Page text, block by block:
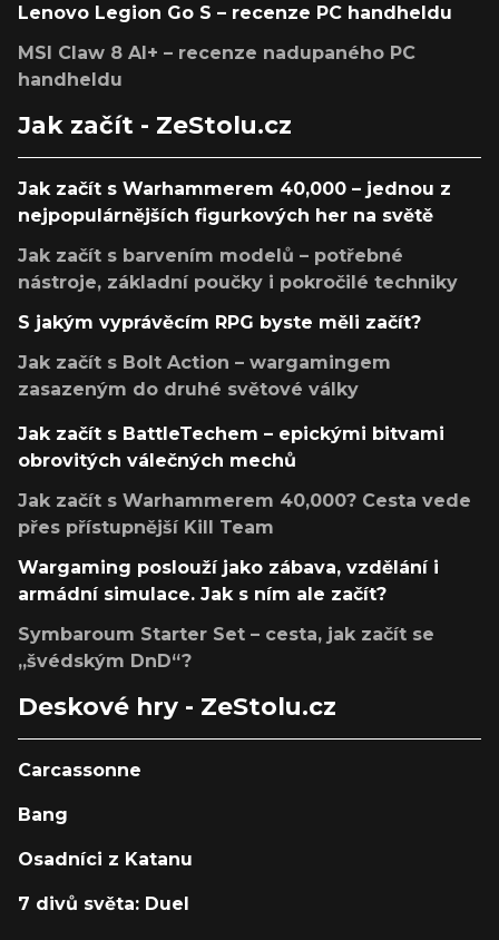
Lenovo Legion Go S – recenze PC handheldu
MSI Claw 8 AI+ – recenze nadupaného PC
handheldu
Jak začít - ZeStolu.cz
Jak začít s Warhammerem 40,000 – jednou z
nejpopulárnějších figurkových her na světě
Jak začít s barvením modelů – potřebné
nástroje, základní poučky i pokročilé techniky
S jakým vyprávěcím RPG byste měli začít?
Jak začít s Bolt Action – wargamingem
zasazeným do druhé světové války
Jak začít s BattleTechem – epickými bitvami
obrovitých válečných mechů
Jak začít s Warhammerem 40,000? Cesta vede
přes přístupnější Kill Team
Wargaming poslouží jako zábava, vzdělání i
armádní simulace. Jak s ním ale začít?
Symbaroum Starter Set – cesta, jak začít se
„švédským DnD“?
Deskové hry - ZeStolu.cz
Carcassonne
Bang
Osadníci z Katanu
7 divů světa: Duel